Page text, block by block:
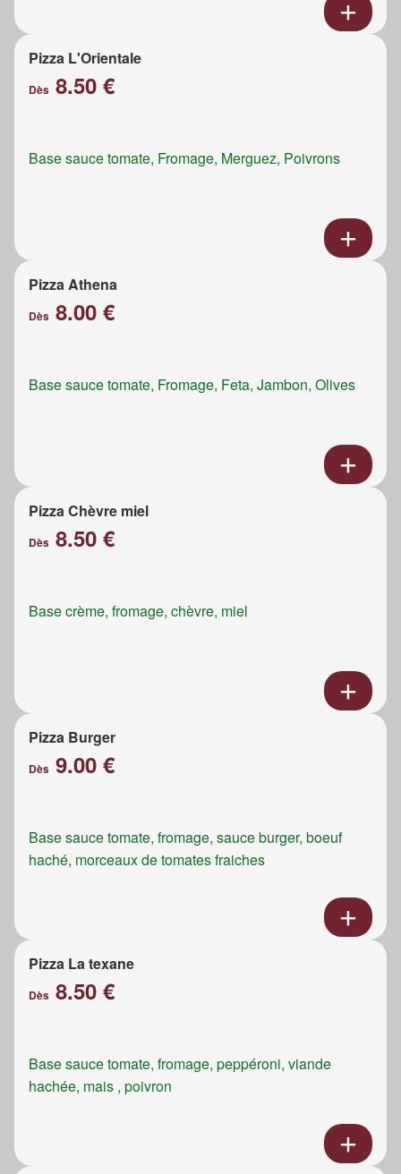
Pizza L'Orientale
Dès 8.50 €
Base sauce tomate, Fromage, Merguez, Poivrons
Pizza Athena
Dès 8.00 €
Base sauce tomate, Fromage, Feta, Jambon, Olives
Pizza Chèvre miel
Dès 8.50 €
Base crème, fromage, chèvre, miel
Pizza Burger
Dès 9.00 €
Base sauce tomate, fromage, sauce burger, boeuf
haché, morceaux de tomates fraiches
Pizza La texane
Dès 8.50 €
Base sauce tomate, fromage, peppéroni, viande
hachée, mais , poivron